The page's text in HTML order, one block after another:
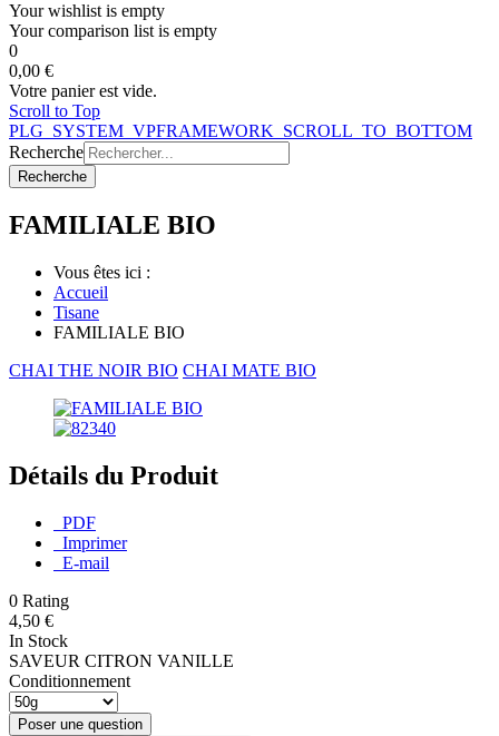
Your wishlist is empty
Your comparison list is empty
0
0,00 €
Votre panier est vide.
Scroll to Top
PLG_SYSTEM_VPFRAMEWORK_SCROLL_TO_BOTTOM
Recherche
Recherche
FAMILIALE BIO
Vous êtes ici :
Accueil
Tisane
FAMILIALE BIO
CHAI THE NOIR BIO CHAI MATE BIO
Détails du Produit
PDF
Imprimer
E-mail
0 Rating
4,50 €
In Stock
SAVEUR CITRON VANILLE
Conditionnement
Poser une question